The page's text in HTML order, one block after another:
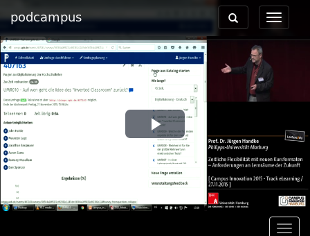
podcampus
Toggle
Toggle
navigation
Play
Video